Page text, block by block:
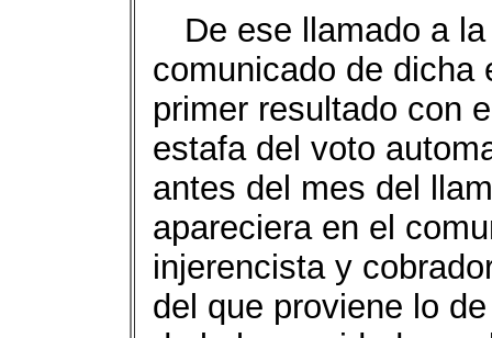
De ese llamado a
comunicado de dicha
primer resultado con
estafa del voto
antes del mes del
apareciera en el
injerencista y
del que proviene lo